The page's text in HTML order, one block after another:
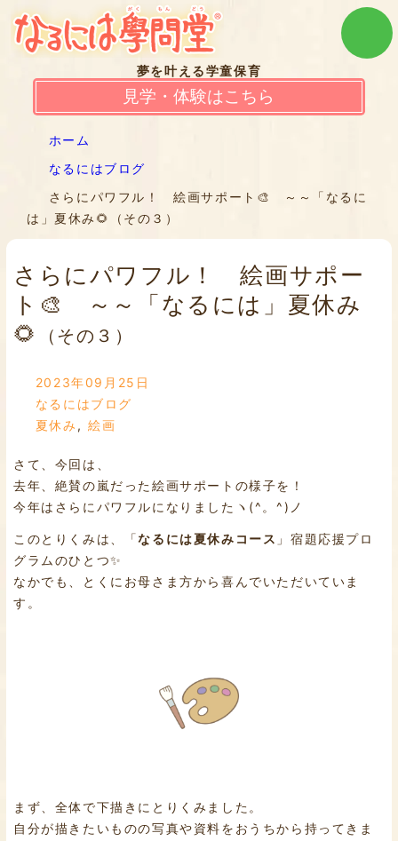
夢を叶える学童保育
見学・体験はこちら
ホーム
なるにはブログ
さらにパワフル！ 絵画サポート🎨 ～～「なるに
は」夏休み🌻（その３）
さらにパワフル！ 絵画サポー
ト🎨 ～～「なるには」夏休み
🌻
（その３）
2023年09月25日
なるにはブログ
夏休み ,絵画
さて、今回は、
去年、絶賛の嵐だった絵画サポートの様子を！
今年はさらにパワフルになりましたヽ(^。^)ノ
このとりくみは、「なるには夏休みコース 」宿題応援プロ
グラムのひとつ✨
なかでも、とくにお母さま方から喜んでいただいていま
す。
まず、全体で下描きにとりくみました。
自分が描きたいものの写真や資料をおうちから持ってきま